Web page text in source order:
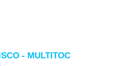
- MULTITOC